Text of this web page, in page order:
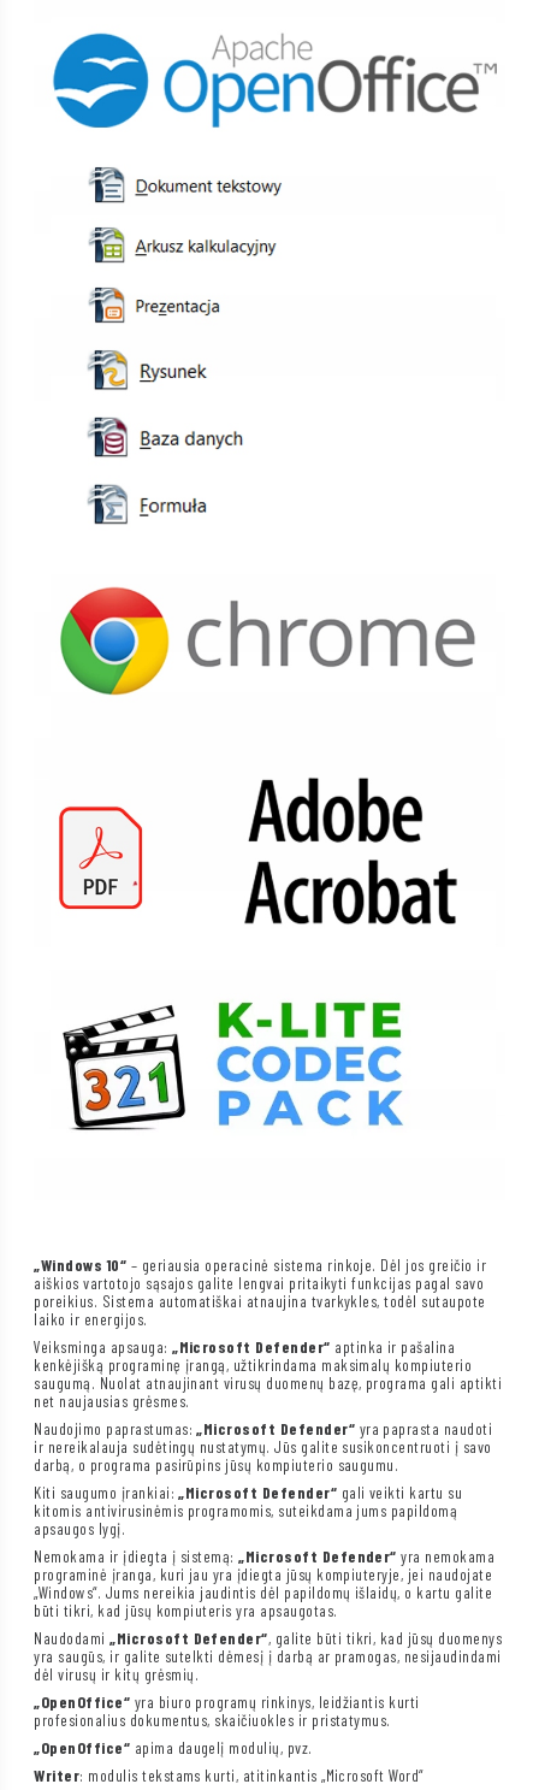
„Windows 10“ – geriausia operacinė sistema rinkoje. Dėl jos greičio ir
aiškios vartotojo sąsajos galite lengvai pritaikyti funkcijas pagal savo
poreikius. Sistema automatiškai atnaujina tvarkykles, todėl sutaupote
laiko ir energijos.
Veiksminga apsauga:„Microsoft Defender“ aptinka ir pašalina
kenkėjišką programinę įrangą, užtikrindama maksimalų kompiuterio
saugumą. Nuolat atnaujinant virusų duomenų bazę, programa gali aptikti
net naujausias grėsmes.
Naudojimo paprastumas:„Microsoft Defender“ yra paprasta naudoti
ir nereikalauja sudėtingų nustatymų. Jūs galite susikoncentruoti į savo
darbą, o programa pasirūpins jūsų kompiuterio saugumu.
Kiti saugumo įrankiai:„Microsoft Defender“ gali veikti kartu su
kitomis antivirusinėmis programomis, suteikdama jums papildomą
apsaugos lygį.
Nemokama ir įdiegta į sistemą:„Microsoft Defender“ yra nemokama
programinė įranga, kuri jau yra įdiegta jūsų kompiuteryje, jei naudojate
„Windows“. Jums nereikia jaudintis dėl papildomų išlaidų, o kartu galite
būti tikri, kad jūsų kompiuteris yra apsaugotas.
Naudodami„Microsoft Defender“, galite būti tikri, kad jūsų duomenys
yra saugūs, ir galite sutelkti dėmesį į darbą ar pramogas, nesijaudindami
dėl virusų ir kitų grėsmių.
„OpenOffice“ yra biuro programų rinkinys, leidžiantis kurti
profesionalius dokumentus, skaičiuokles ir pristatymus.
„OpenOffice“ apima daugelį modulių, pvz.
Writer: modulis tekstams kurti, atitinkantis „Microsoft Word“